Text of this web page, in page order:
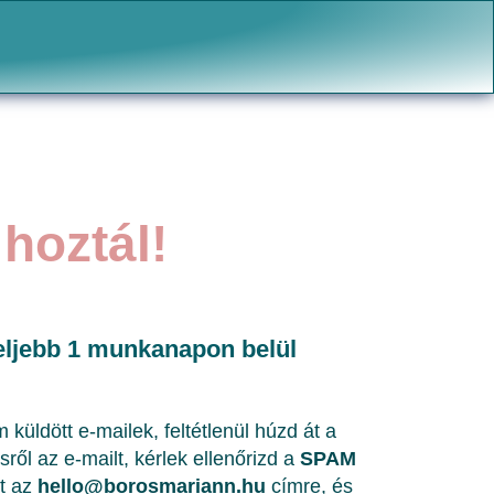
1 munkanapon belül
küldött e-mailek, feltétlenül húzd át a
az e-mailt, kérlek ellenőrizd a SPAM
az hello@borosmariann.hu címre, és